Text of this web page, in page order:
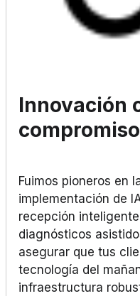
Innovación
Fuimos pioneros en
implementación de
recepción
diagnósticos
asegurar que tus
tecnología del
infraestructura